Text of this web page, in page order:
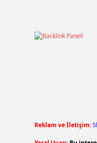
Reklam ve İletişim: